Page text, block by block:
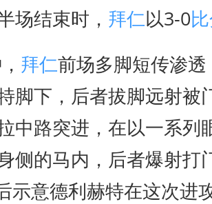
场结束时， 拜仁以3-0
拜仁前场多脚短传渗
脚下，后者拔脚远射被
中路突进，在以一系列
侧的马内，后者爆射打
示意德利赫特在这次进